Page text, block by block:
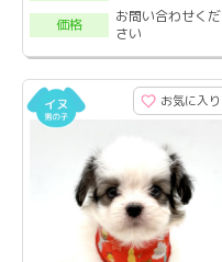
価格
お問い合わせくだ
さい
お気に入り